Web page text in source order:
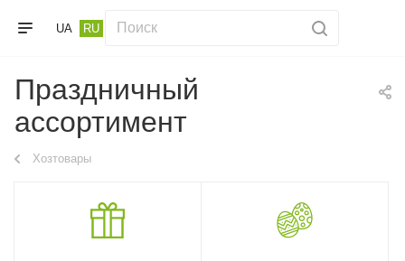
UA RU
Праздничный
ассортимент
Хозтовары